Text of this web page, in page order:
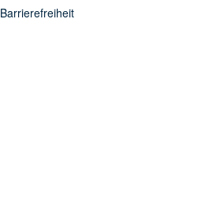
Barrierefreiheit